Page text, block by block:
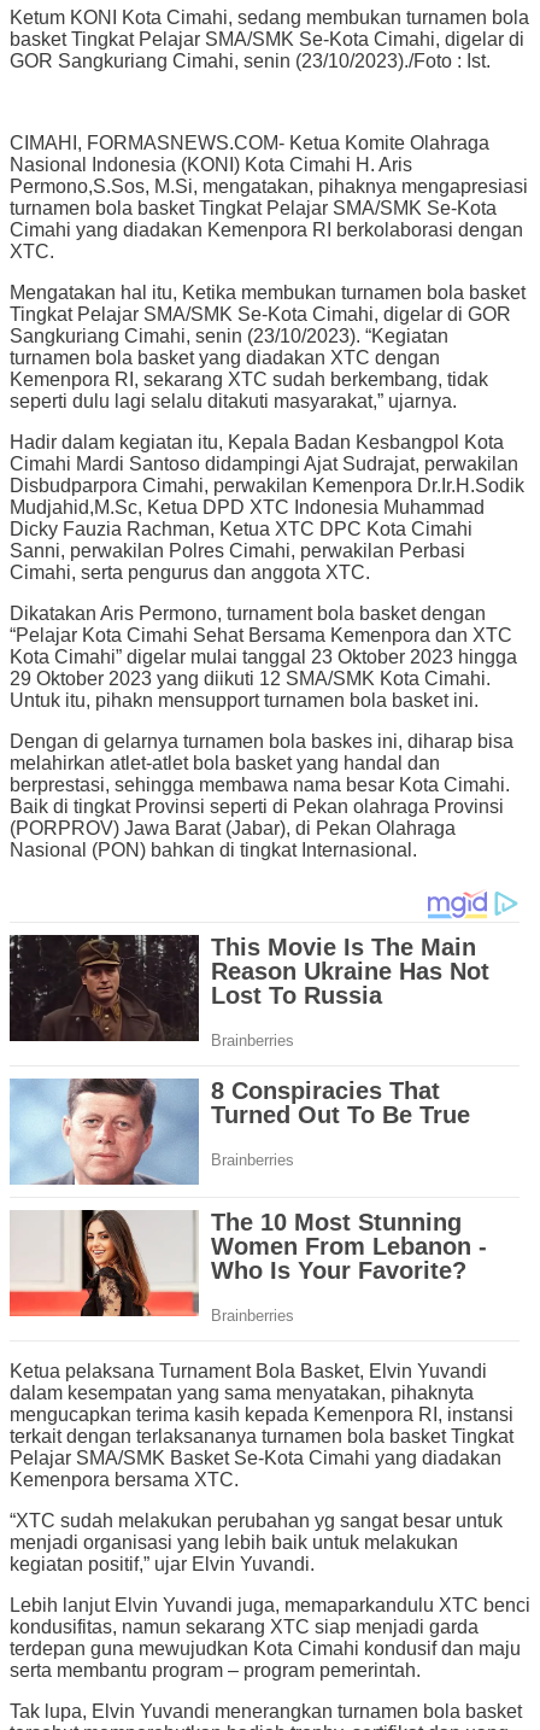
Ketum KONI Kota Cimahi, sedang membukan turnamen bola
basket Tingkat Pelajar SMA/SMK Se-Kota Cimahi, digelar di
GOR Sangkuriang Cimahi, senin (23/10/2023)./Foto : Ist.
CIMAHI, FORMASNEWS.COM- Ketua Komite Olahraga
Nasional Indonesia (KONI) Kota Cimahi H. Aris
Permono,S.Sos, M.Si, mengatakan, pihaknya mengapresiasi
turnamen bola basket Tingkat Pelajar SMA/SMK Se-Kota
Cimahi yang diadakan Kemenpora RI berkolaborasi dengan
XTC.
Mengatakan hal itu, Ketika membukan turnamen bola basket
Tingkat Pelajar SMA/SMK Se-Kota Cimahi, digelar di GOR
Sangkuriang Cimahi, senin (23/10/2023). “Kegiatan
turnamen bola basket yang diadakan XTC dengan
Kemenpora RI, sekarang XTC sudah berkembang, tidak
seperti dulu lagi selalu ditakuti masyarakat,” ujarnya.
Hadir dalam kegiatan itu, Kepala Badan Kesbangpol Kota
Cimahi Mardi Santoso didampingi Ajat Sudrajat, perwakilan
Disbudparpora Cimahi, perwakilan Kemenpora Dr.Ir.H.Sodik
Mudjahid,M.Sc, Ketua DPD XTC Indonesia Muhammad
Dicky Fauzia Rachman, Ketua XTC DPC Kota Cimahi
Sanni, perwakilan Polres Cimahi, perwakilan Perbasi
Cimahi, serta pengurus dan anggota XTC.
Dikatakan Aris Permono, turnament bola basket dengan
“Pelajar Kota Cimahi Sehat Bersama Kemenpora dan XTC
Kota Cimahi” digelar mulai tanggal 23 Oktober 2023 hingga
29 Oktober 2023 yang diikuti 12 SMA/SMK Kota Cimahi.
Untuk itu, pihakn mensupport turnamen bola basket ini.
Dengan di gelarnya turnamen bola baskes ini, diharap bisa
melahirkan atlet-atlet bola basket yang handal dan
berprestasi, sehingga membawa nama besar Kota Cimahi.
Baik di tingkat Provinsi seperti di Pekan olahraga Provinsi
(PORPROV) Jawa Barat (Jabar), di Pekan Olahraga
Nasional (PON) bahkan di tingkat Internasional.
Ketua pelaksana Turnament Bola Basket, Elvin Yuvandi
dalam kesempatan yang sama menyatakan, pihaknyta
mengucapkan terima kasih kepada Kemenpora RI, instansi
terkait dengan terlaksananya turnamen bola basket Tingkat
Pelajar SMA/SMK Basket Se-Kota Cimahi yang diadakan
Kemenpora bersama XTC.
“XTC sudah melakukan perubahan yg sangat besar untuk
menjadi organisasi yang lebih baik untuk melakukan
kegiatan positif,” ujar Elvin Yuvandi.
Lebih lanjut Elvin Yuvandi juga, memaparkandulu XTC benci
kondusifitas, namun sekarang XTC siap menjadi garda
terdepan guna mewujudkan Kota Cimahi kondusif dan maju
serta membantu program – program pemerintah.
Tak lupa, Elvin Yuvandi menerangkan turnamen bola basket